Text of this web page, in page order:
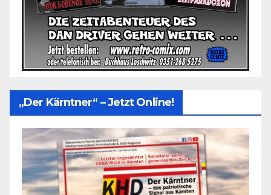
„Der Kärntner“ – Jetzt Online!